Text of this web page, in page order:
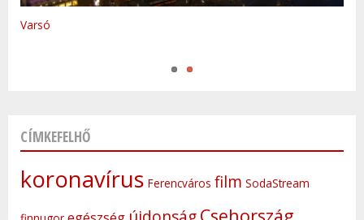
Varsó
CÍMKEFELHŐ
koronavírus Ferencváros film SodaStream